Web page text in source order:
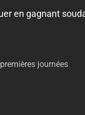
en gagnant
journées